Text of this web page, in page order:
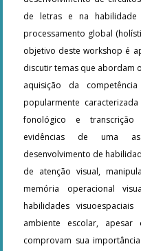
de letras e na habilidade
processamento global
objetivo deste workshop é
discutir temas que abordam
aquisição da
popularmente
fonológico e transcrição
evidências de uma
desenvolvimento de
de atenção visual,
memória operacional
habilidades
ambiente escolar,
comprovam sua